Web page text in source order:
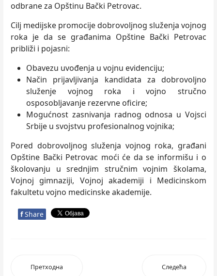
odbrane za Opštinu Bački Petrovac.
Cilј medijske promocije dobrovolјnog služenja vojnog
roka je da se građanima Opštine Bački Petrovac
približi i pojasni:
Obavezu uvođenja u vojnu evidenciju;
Način prijavlјivanja kandidata za dobrovolјno
služenje vojnog roka i vojno stručno
osposoblјavanje rezervne oficire;
Mogućnost zasnivanja radnog odnosa u Vojsci
Srbije u svojstvu profesionalnog vojnika;
Pored dobrovolјnog služenja vojnog roka, građani
Opštine Bački Petrovac moći će da se informišu i o
školovanju u srednjim stručnim vojnim školama,
Vojnoj gimnaziji, Vojnoj akademiji i Medicinskom
fakultetu vojno medicinske akademije.
f Share
Претходна Следећа